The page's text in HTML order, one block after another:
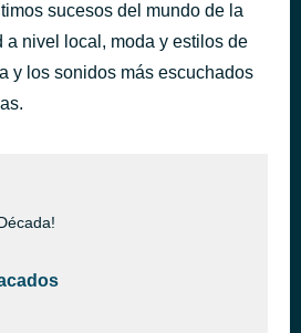
sucesos del mundo de la
a nivel local, moda y estilos de
y los sonidos más escuchados